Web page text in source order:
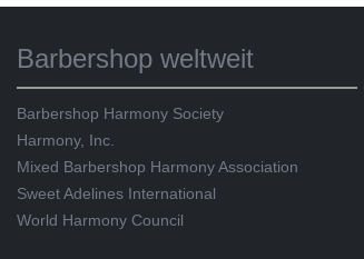
Barbershop weltweit
Barbershop Harmony Society
Harmony, Inc.
Mixed Barbershop Harmony Association
Sweet Adelines International
World Harmony Council